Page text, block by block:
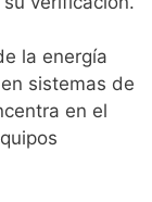
la energía
sistemas de
en el